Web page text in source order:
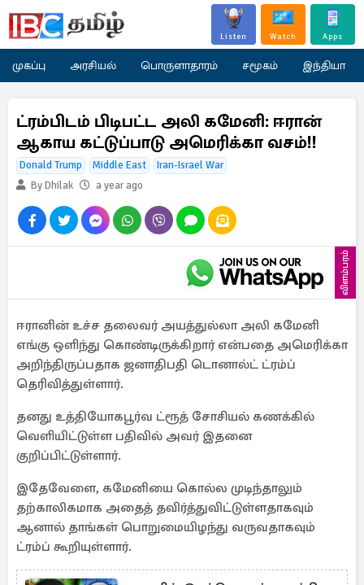
Listen Watch Apps
முகப்பு அரசியல் பொருளாதாரம் சமூகம் இந்தியா
ட்ரம்பிடம் பிடிபட்ட அலி கமேனி: ஈரான்
ஆகாய கட்டுப்பாடு அமெரிக்கா வசம்!!
Donald Trump Middle East
Iran-Israel War
By Dhilak
a year ago
விளம்பரம்
ஈரானின் உச்ச தலைவர் அயத்துல்லா அலி கமேனி
எங்கு ஒளிந்து கொண்டிருக்கிறார் என்பதை அமெரிக்கா
அறிந்திருப்பதாக ஜனாதிபதி டொனால்ட் ட்ரம்ப்
தெரிவித்துள்ளார்.
தனது உத்தியோகபூர்வ ட்ரூத் சோசியல் கணக்கில்
வெளியிட்டுள்ள பதிவில் அவர் இதனை
குறிப்பிட்டுள்ளார்.
இதேவேளை, கமேனியை கொல்ல முடிந்தாலும்
தற்காலிகமாக அதைத் தவிர்த்துவிட்டுள்ளதாகவும்
ஆனால் தாங்கள் பொறுமையிழந்து வருவதாகவும்
ட்ரம்ப் கூறியுள்ளார்.